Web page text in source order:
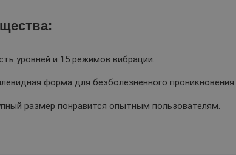
уровней и 15 режимов вибрации.
форма для безболезненного проникновения.
размер понравится опытным пользователям.